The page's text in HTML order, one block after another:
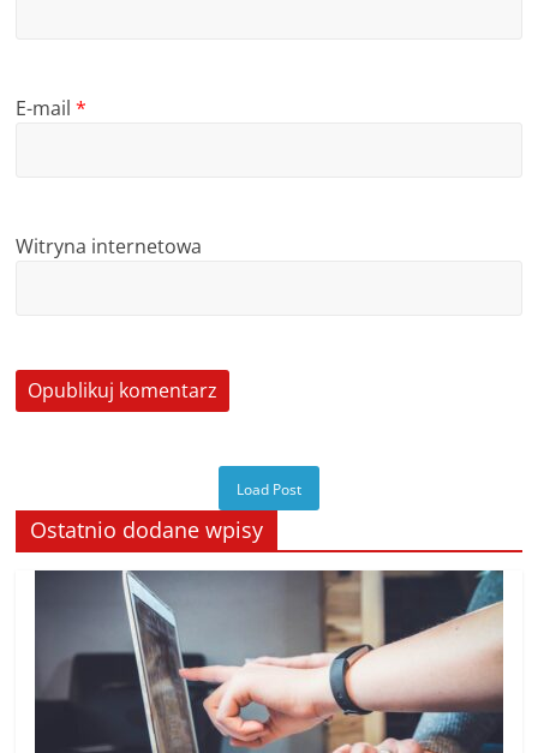
E-mail*
Witryna internetowa
Load Post
Ostatnio dodane wpisy